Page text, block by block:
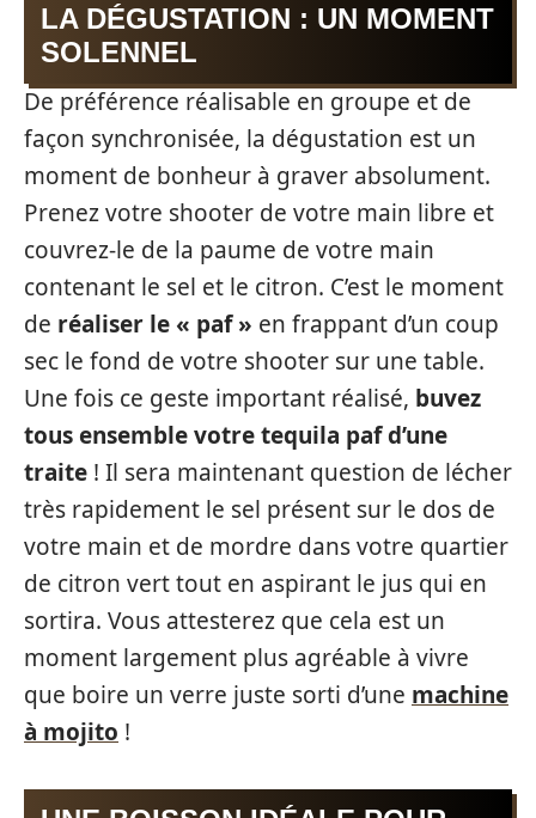
LA DÉGUSTATION : UN MOMENT
SOLENNEL
De préférence réalisable en groupe et de
façon synchronisée, la dégustation est un
moment de bonheur à graver absolument.
Prenez votre shooter de votre main libre et
couvrez-le de la paume de votre main
contenant le sel et le citron. C’est le moment
de réaliser le « paf » en frappant d’un coup
sec le fond de votre shooter sur une table.
Une fois ce geste important réalisé, buvez
tous ensemble votre tequila paf d’une
traite ! Il sera maintenant question de lécher
très rapidement le sel présent sur le dos de
votre main et de mordre dans votre quartier
de citron vert tout en aspirant le jus qui en
sortira. Vous attesterez que cela est un
moment largement plus agréable à vivre
que boire un verre juste sorti d’une machine
à mojito !